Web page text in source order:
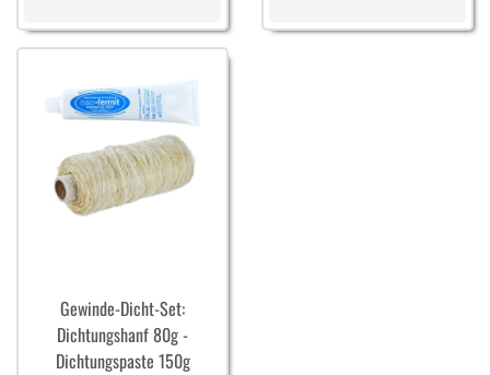
Gewinde-Dicht-Set:
Dichtungshanf 80g -
Dichtungspaste 150g